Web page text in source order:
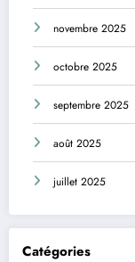
novembre 2025
octobre 2025
septembre 2025
août 2025
juillet 2025
Catégories